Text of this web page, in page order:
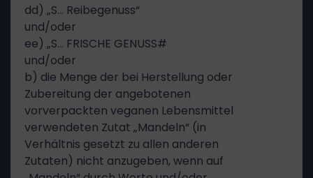
dd) „S… Reibegenuss“
und/oder
ee) „S… FRISCHE GENUSS#
und/oder
b) die Menge der bei Herstellung oder
Zubereitung der angebotenen
vorverpackten veganen Lebensmittel
verwendeten Zutat „Mandeln“ (in
Verhältnis gesetzt zu allen anderen
Zutaten) nicht anzugeben, wenn auf